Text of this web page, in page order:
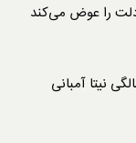
را عوض می‌کند